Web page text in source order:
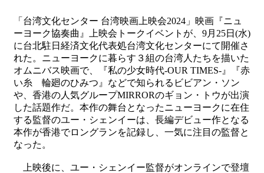
関
連
リ
ン
ク
ホ
「台湾文化センター 台湾映画上映会2024」映画『ニュ
ーヨーク協奏曲』上映会トークイベントが、9月25日(水)
に台北駐日経済文化代表処台湾文化センターにて開催さ
れた。ニューヨークに暮らす３組の台湾人たちを描いた
オムニバス映画で、『私の少女時代-OUR TIMES-』『赤
い糸 輪廻のひみつ』などで知られるビビアン・ソン
や、香港の人気グループMIRRORのギョン・トウが出演
した話題作だ。本作の舞台となったニューヨークに在住
する監督のユー・シェンイーは、長編デビュー作となる
本作が香港でロングランを記録し、一気に注目の監督と
なった。
上映後に、ユー・シェンイー監督がオンラインで登壇